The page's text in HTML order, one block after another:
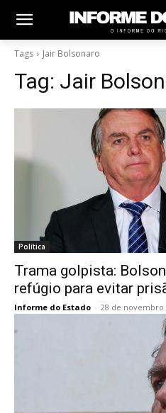
Tags Jair Bolsonaro
Tag: Jair
Política
Trama golpista:
refúgio para evitar
Informe do Estado - 28 de novembro